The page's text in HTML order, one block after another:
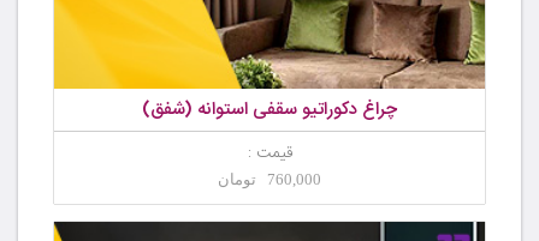
چراغ دکوراتیو سقفی استوانه (شفق)
قیمت :
760,000 تومان